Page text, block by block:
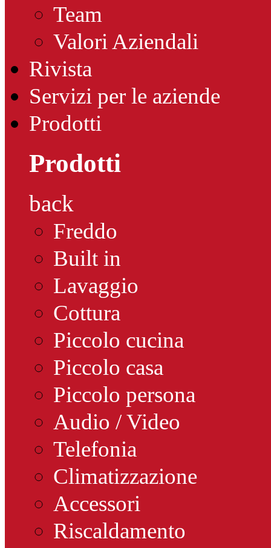
Team
Valori Aziendali
Rivista
Servizi per le aziende
Prodotti
Prodotti
back
Freddo
Built in
Lavaggio
Cottura
Piccolo cucina
Piccolo casa
Piccolo persona
Audio / Video
Telefonia
Climatizzazione
Accessori
Riscaldamento